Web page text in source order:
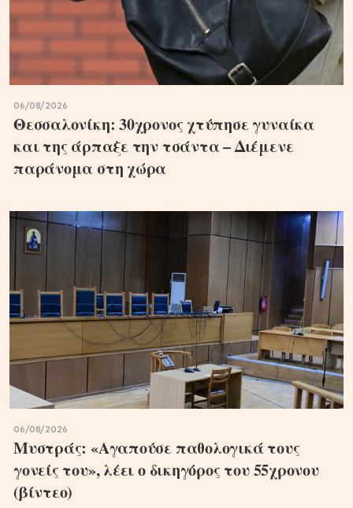
06/08/2026
Θεσσαλονίκη: 30χρονος χτύπησε γυναίκα
και της άρπαξε την τσάντα – Διέμενε
παράνομα στη χώρα
06/08/2026
Μυστράς: «Αγαπούσε παθολογικά τους
γονείς του», λέει ο δικηγόρος του 55χρονου
(βίντεο)